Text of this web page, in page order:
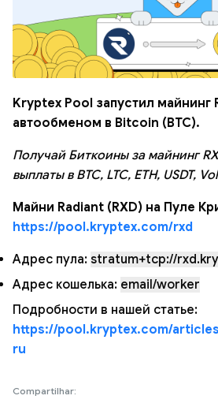
Kryptex Pool запустил майнинг
автообменом в Bitcoin (BTC).
Получай Биткоины за майнинг
выплаты в BTC, LTC, ETH, USDT,
Майни Radiant (RXD) на Пуле
https://pool.kryptex.com/rxd
Адрес пула: stratum+tcp://
Адрес кошелька: email/worker
Подробности в нашей статье:
https://pool.kryptex.com/
ru
Compartilhar: